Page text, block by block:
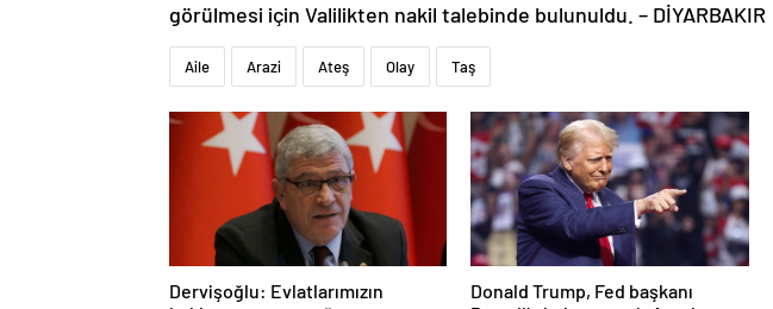
görülmesi için Valilikten nakil talebinde bulunuldu. – DİYARBAKIR
Aile Arazi Ateş Olay Taş
Dervişoğlu: Evlatlarımızın
Donald Trump, Fed başkanı